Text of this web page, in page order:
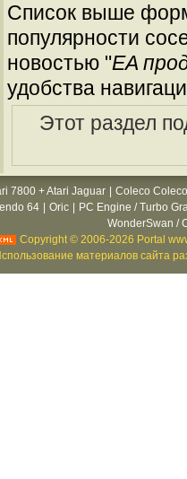
Список выше
популярности
новостью "EA
удобства
Этот раздел
7800 + Atari Jaguar
Coleco
64 Oric
PC Engine / Turbo
WonderSwan /
Copyright © 2006-2026 Portal
материалов сайта